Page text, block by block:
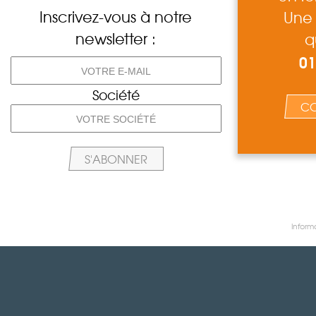
Inscrivez-vous à notre
newsletter :
Société